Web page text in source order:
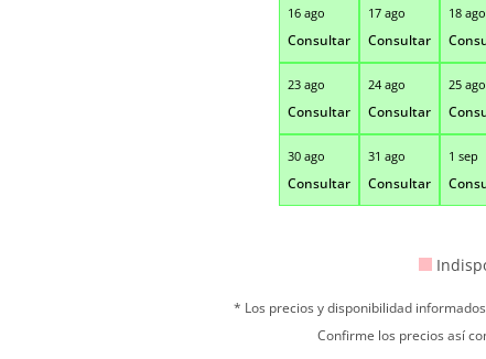
16 ago
Consultar
17 ago
Consultar
18 ago
23 ago
Consultar
24 ago
Consultar
25 ago
30 ago
Consultar
31 ago
Consultar
1 sep
* Los precios y disponibilidad
Confirme los precios así